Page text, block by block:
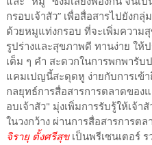
กรอบเจ้าสัว” เพื่อสื่อสารไปยังก
ด้วยหมูแท่งกรอบ ที่จะเพิ่มความ
รูปร่างและสุขภาพดี ทานง่าย ให้
เต็ม ๆ คำ สะดวกในการพกพารั
แคมเปญนี้สะดุดหู ง่ายกับการเข้
กลยุทธ์การสื่อสารการตลาดขอ
อบเจ้าสัว" มุ่งเพิ่มการรับรู้ให้เจ้
ในวงกว้าง ผ่านการสื่อสารการต
จิรายุ ตั้งศรีสุขเป็นพรีเซนเตอร์